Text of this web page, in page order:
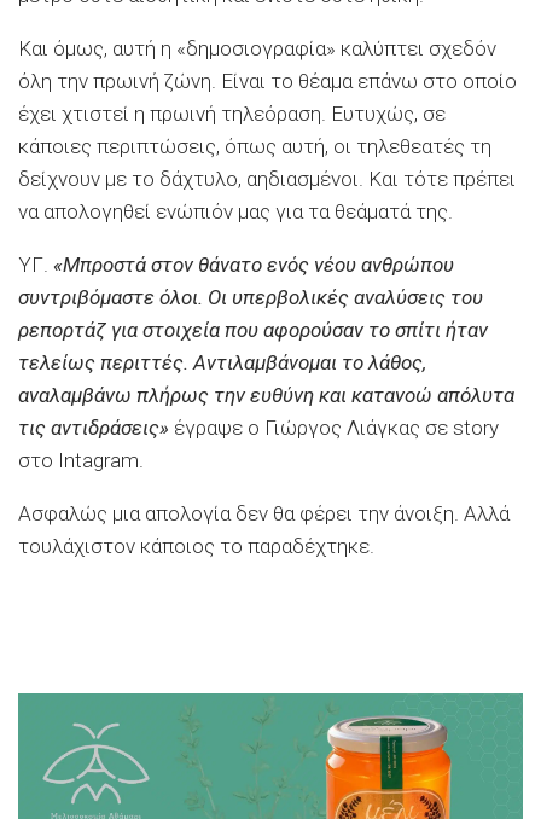
Και όμως, αυτή η «δημοσιογραφία» καλύπτει σχεδόν
όλη την πρωινή ζώνη. Είναι το θέαμα επάνω στο οποίο
έχει χτιστεί η πρωινή τηλεόραση. Ευτυχώς, σε
κάποιες περιπτώσεις, όπως αυτή, οι τηλεθεατές τη
δείχνουν με το δάχτυλο, αηδιασμένοι. Και τότε πρέπει
να απολογηθεί ενώπιόν μας για τα θεάματά της.
ΥΓ. «Μπροστά στον θάνατο ενός νέου ανθρώπου
συντριβόμαστε όλοι. Οι υπερβολικές αναλύσεις του
ρεπορτάζ για στοιχεία που αφορούσαν το σπίτι ήταν
τελείως περιττές. Αντιλαμβάνομαι το λάθος,
αναλαμβάνω πλήρως την ευθύνη και κατανοώ απόλυτα
τις αντιδράσεις» έγραψε ο Γιώργος Λιάγκας σε story
στο Intagram.
Ασφαλώς μια απολογία δεν θα φέρει την άνοιξη. Αλλά
τουλάχιστον κάποιος το παραδέχτηκε.